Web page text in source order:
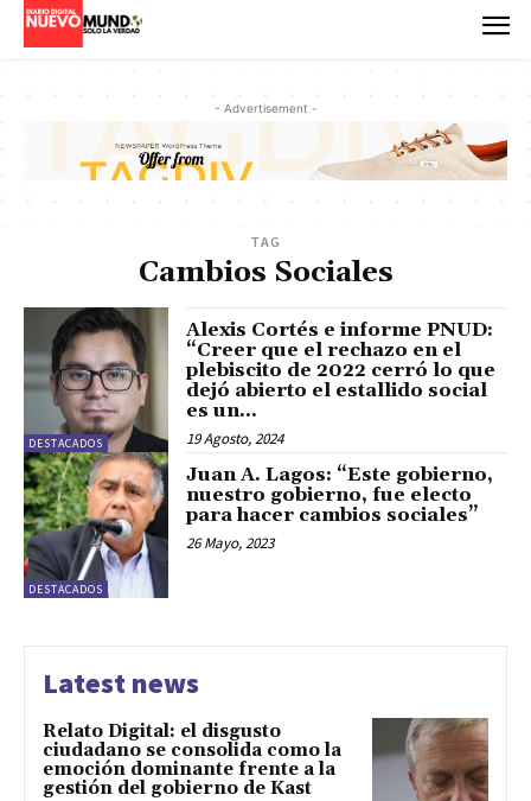
- Advertisement -
TAG
Cambios Sociales
DESTACADOS
Alexis Cortés e informe PNUD:
“Creer que el rechazo en el
plebiscito de 2022 cerró lo que
dejó abierto el estallido social
es un...
19 Agosto, 2024
DESTACADOS
Juan A. Lagos: “Este gobierno,
nuestro gobierno, fue electo
para hacer cambios sociales”
26 Mayo, 2023
Latest news
Relato Digital: el disgusto
ciudadano se consolida como la
emoción dominante frente a la
gestión del gobierno de Kast